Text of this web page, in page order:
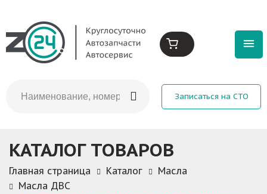
Записаться на СТО
КАТАЛОГ ТОВАРОВ
Главная страница Каталог
Масла
Масла ДВС